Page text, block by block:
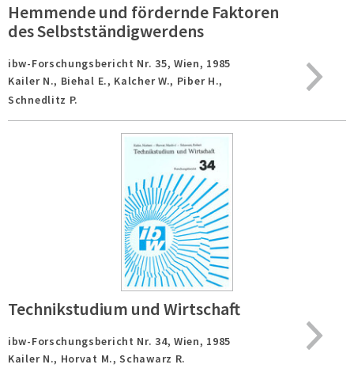
Hemmende und fördernde Faktoren
des Selbstständigwerdens
ibw-Forschungsbericht Nr. 35, Wien, 1985
Kailer N., Biehal E., Kalcher W., Piber H.,
Schnedlitz P.
Technikstudium und Wirtschaft
ibw-Forschungsbericht Nr. 34, Wien, 1985
Kailer N., Horvat M., Schawarz R.